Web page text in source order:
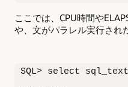
ここでは、CPU時間や
や、文がパラレル実行され
SQL> select